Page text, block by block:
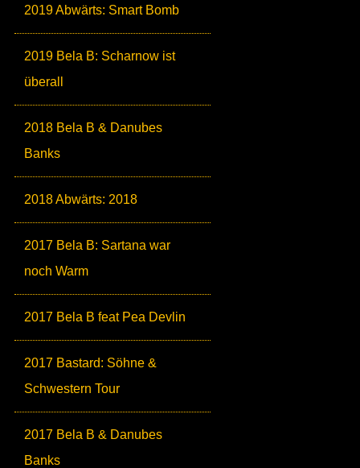
2019 Abwärts: Smart Bomb
2019 Bela B: Scharnow ist
überall
2018 Bela B & Danubes
Banks
2018 Abwärts: 2018
2017 Bela B: Sartana war
noch Warm
2017 Bela B feat Pea Devlin
2017 Bastard: Söhne &
Schwestern Tour
2017 Bela B & Danubes
Banks